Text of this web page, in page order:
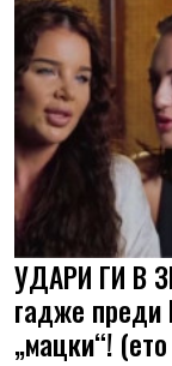
УДАРИ ГИ В
гадже преди
„мацки“!